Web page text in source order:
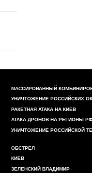
МАССИРОВАННЫЙ
УНИЧТОЖЕНИЕ РОССИЙСКИХ
РАКЕТНАЯ АТАКА НА КИЕВ
АТАКА ДРОНОВ НА РЕГИОНЫ
УНИЧТОЖЕНИЕ РОССИЙСКОЙ
ОБСТРЕЛ
КИЕВ
ЗЕЛЕНСКИЙ ВЛАДИМИР